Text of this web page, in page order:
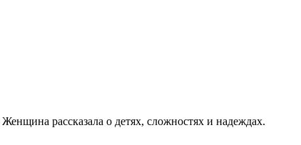
рассказала о детях, сложностях и надеждах.